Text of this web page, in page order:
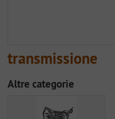
transmissione
Altre categorie